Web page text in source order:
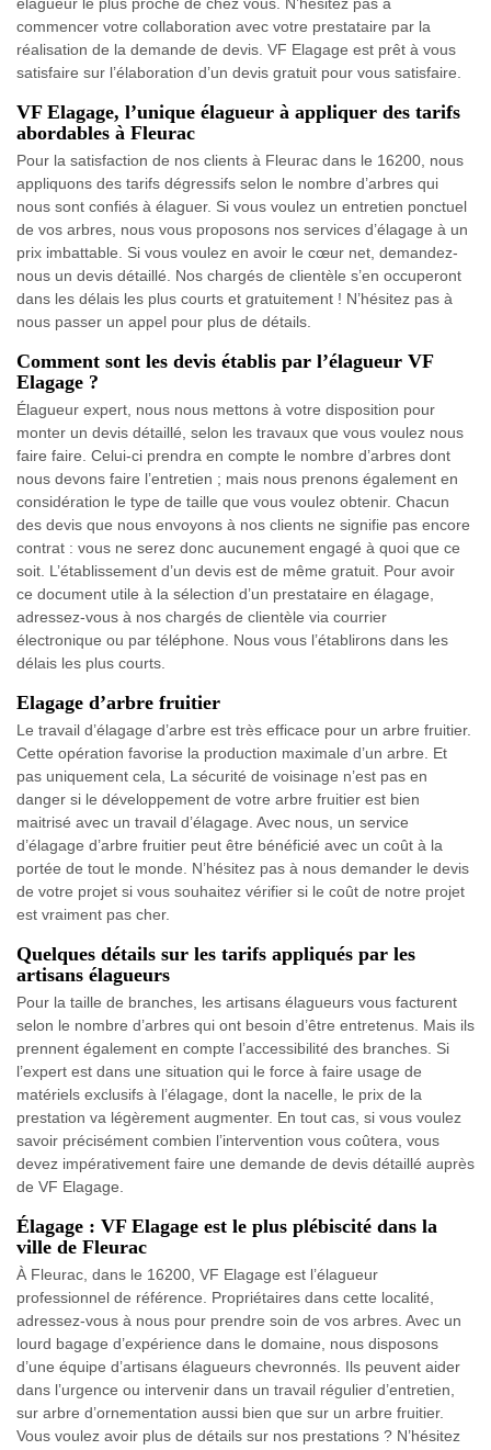
élagueur le plus proche de chez vous. N’hésitez pas à
commencer votre collaboration avec votre prestataire par la
réalisation de la demande de devis. VF Elagage est prêt à vous
satisfaire sur l’élaboration d’un devis gratuit pour vous satisfaire.
VF Elagage, l’unique élagueur à appliquer des tarifs
abordables à Fleurac
Pour la satisfaction de nos clients à Fleurac dans le 16200, nous
appliquons des tarifs dégressifs selon le nombre d’arbres qui
nous sont confiés à élaguer. Si vous voulez un entretien ponctuel
de vos arbres, nous vous proposons nos services d’élagage à un
prix imbattable. Si vous voulez en avoir le cœur net, demandez-
nous un devis détaillé. Nos chargés de clientèle s’en occuperont
dans les délais les plus courts et gratuitement ! N’hésitez pas à
nous passer un appel pour plus de détails.
Comment sont les devis établis par l’élagueur VF
Elagage ?
Élagueur expert, nous nous mettons à votre disposition pour
monter un devis détaillé, selon les travaux que vous voulez nous
faire faire. Celui-ci prendra en compte le nombre d’arbres dont
nous devons faire l’entretien ; mais nous prenons également en
considération le type de taille que vous voulez obtenir. Chacun
des devis que nous envoyons à nos clients ne signifie pas encore
contrat : vous ne serez donc aucunement engagé à quoi que ce
soit. L’établissement d’un devis est de même gratuit. Pour avoir
ce document utile à la sélection d’un prestataire en élagage,
adressez-vous à nos chargés de clientèle via courrier
électronique ou par téléphone. Nous vous l’établirons dans les
délais les plus courts.
Elagage d’arbre fruitier
Le travail d’élagage d’arbre est très efficace pour un arbre fruitier.
Cette opération favorise la production maximale d’un arbre. Et
pas uniquement cela, La sécurité de voisinage n’est pas en
danger si le développement de votre arbre fruitier est bien
maitrisé avec un travail d’élagage. Avec nous, un service
d’élagage d’arbre fruitier peut être bénéficié avec un coût à la
portée de tout le monde. N’hésitez pas à nous demander le devis
de votre projet si vous souhaitez vérifier si le coût de notre projet
est vraiment pas cher.
Quelques détails sur les tarifs appliqués par les
artisans élagueurs
Pour la taille de branches, les artisans élagueurs vous facturent
selon le nombre d’arbres qui ont besoin d’être entretenus. Mais ils
prennent également en compte l’accessibilité des branches. Si
l’expert est dans une situation qui le force à faire usage de
matériels exclusifs à l’élagage, dont la nacelle, le prix de la
prestation va légèrement augmenter. En tout cas, si vous voulez
savoir précisément combien l’intervention vous coûtera, vous
devez impérativement faire une demande de devis détaillé auprès
de VF Elagage.
Élagage : VF Elagage est le plus plébiscité dans la
ville de Fleurac
À Fleurac, dans le 16200, VF Elagage est l’élagueur
professionnel de référence. Propriétaires dans cette localité,
adressez-vous à nous pour prendre soin de vos arbres. Avec un
lourd bagage d’expérience dans le domaine, nous disposons
d’une équipe d’artisans élagueurs chevronnés. Ils peuvent aider
dans l’urgence ou intervenir dans un travail régulier d’entretien,
sur arbre d’ornementation aussi bien que sur un arbre fruitier.
Vous voulez avoir plus de détails sur nos prestations ? N’hésitez